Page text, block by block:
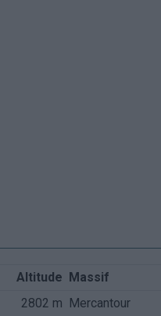
Altitude Massif
2802 m Mercantour